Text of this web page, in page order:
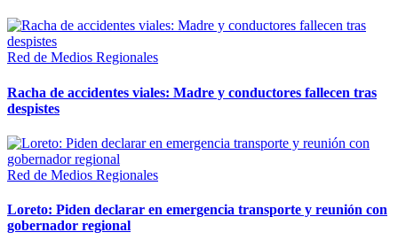
Red de Medios Regionales
Racha de accidentes viales: Madre y conductores fallecen tras
despistes
Red de Medios Regionales
Loreto: Piden declarar en emergencia transporte y reunión con
gobernador regional